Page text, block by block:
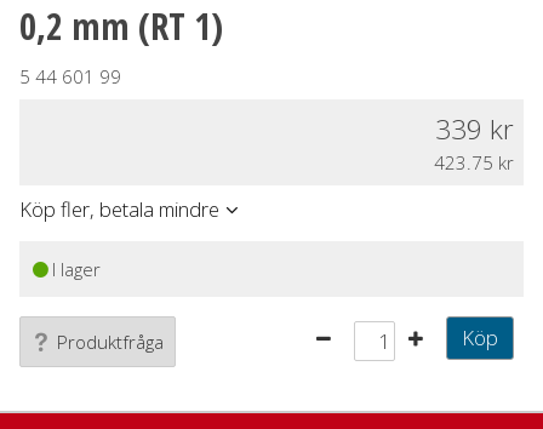
0,2 mm (RT 1)
5 44 601 99
339
423.75
Köp fler, betala mindre
I lager
Produktfråga Köp